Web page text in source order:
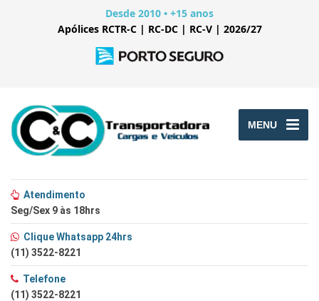
Desde 2010 • +15 anos
Apólices RCTR-C | RC-DC | RC-V | 2026/27
MENU
Atendimento
Seg/Sex 9 às 18hrs
Clique Whatsapp 24hrs
(11) 3522-8221
Telefone
(11) 3522-8221